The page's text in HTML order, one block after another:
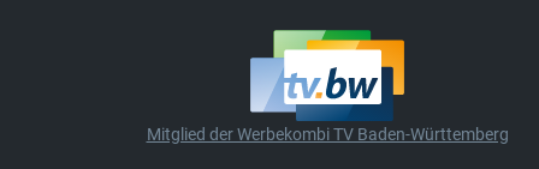
Mitglied der Werbekombi TV Baden-Württemberg